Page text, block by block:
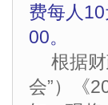
费每人
00。
根据
会”）《